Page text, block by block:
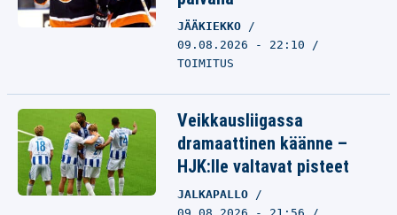
JÄÄKIEKKO
09.08.2026 - 22:10
TOIMITUS
Veikkausliigassa
dramaattinen käänne –
HJK:lle valtavat pisteet
JALKAPALLO